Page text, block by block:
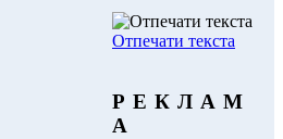
Отпечати текста
Р Е К Л А М
А